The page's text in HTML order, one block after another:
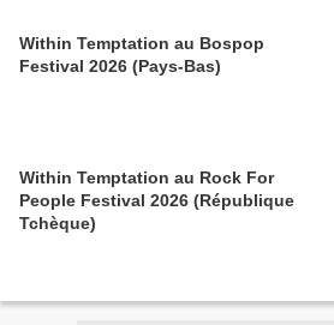
Within Temptation au Bospop
Festival 2026 (Pays-Bas)
Within Temptation au Rock For
People Festival 2026 (République
Tchèque)